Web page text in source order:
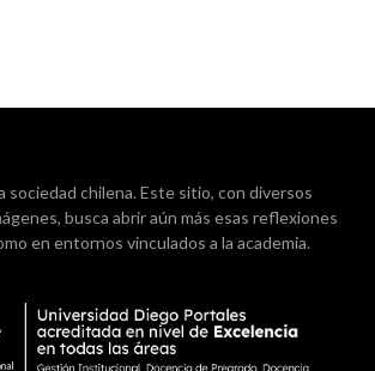
sociedad chilena. Este sitio, con diversos
busca abrir aún más esas reflexiones
en entornos vinculados a la academia.